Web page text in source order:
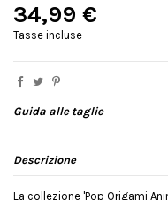
34,99 €
Tasse incluse
Guida alle taglie
Descrizione
La collezione 'Pop Origami